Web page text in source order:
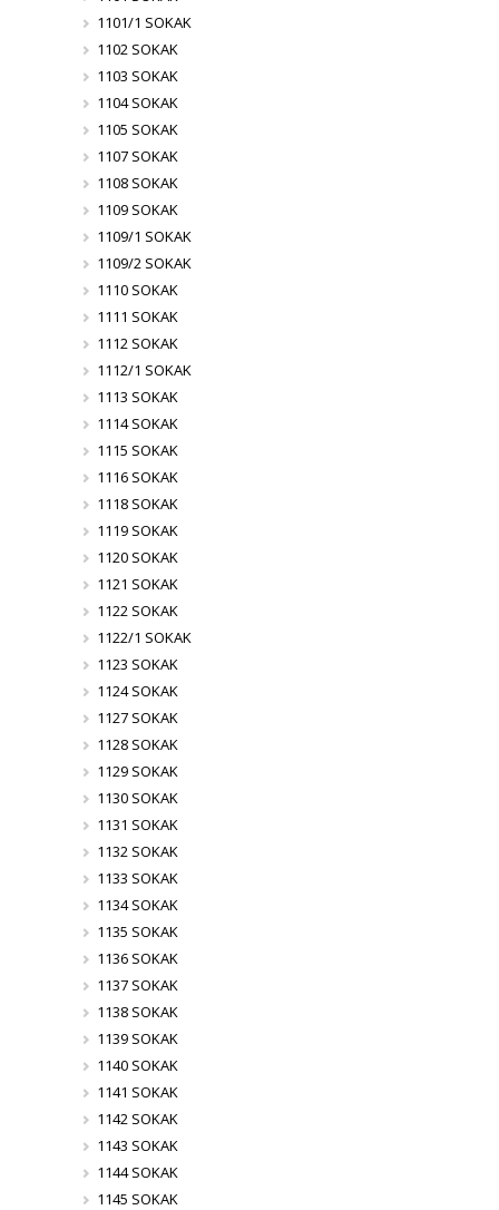
1101/1 SOKAK
1102 SOKAK
1103 SOKAK
1104 SOKAK
1105 SOKAK
1107 SOKAK
1108 SOKAK
1109 SOKAK
1109/1 SOKAK
1109/2 SOKAK
1110 SOKAK
1111 SOKAK
1112 SOKAK
1112/1 SOKAK
1113 SOKAK
1114 SOKAK
1115 SOKAK
1116 SOKAK
1118 SOKAK
1119 SOKAK
1120 SOKAK
1121 SOKAK
1122 SOKAK
1122/1 SOKAK
1123 SOKAK
1124 SOKAK
1127 SOKAK
1128 SOKAK
1129 SOKAK
1130 SOKAK
1131 SOKAK
1132 SOKAK
1133 SOKAK
1134 SOKAK
1135 SOKAK
1136 SOKAK
1137 SOKAK
1138 SOKAK
1139 SOKAK
1140 SOKAK
1141 SOKAK
1142 SOKAK
1143 SOKAK
1144 SOKAK
1145 SOKAK